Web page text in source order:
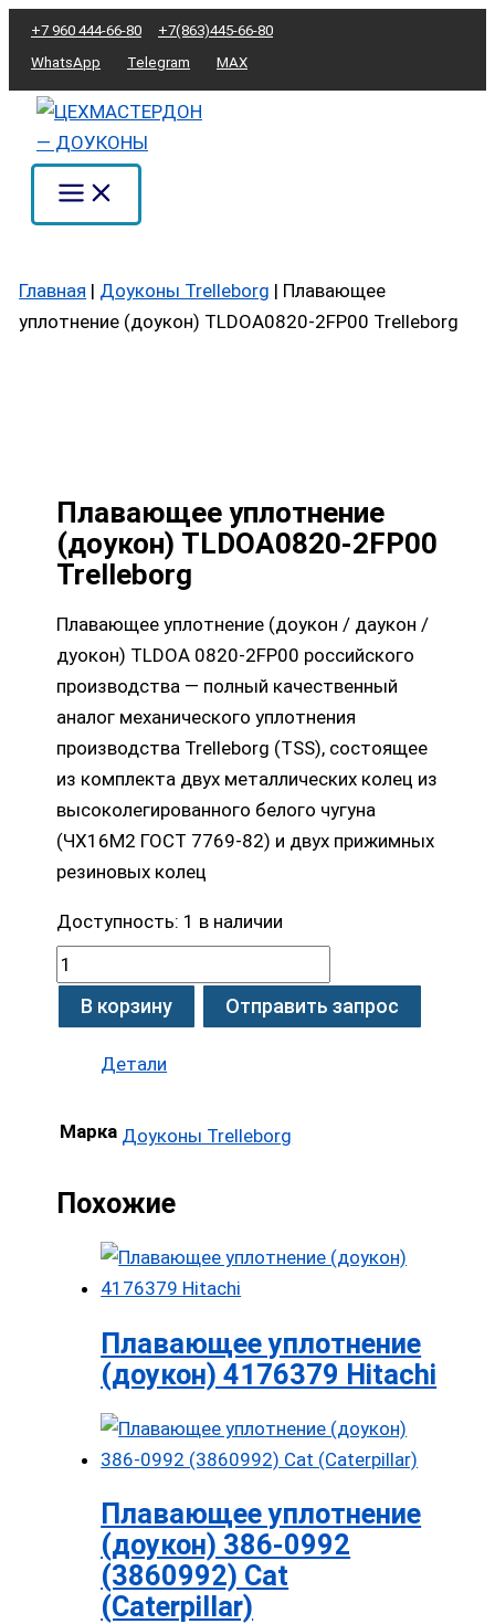
Перейти
содержимому
+7 960 444-66-80
+7(863)445-66-80
WhatsApp
Telegram MAX
Главная | Доуконы Trelleborg | Плавающее
уплотнение (доукон) TLDOA0820-2FP00 Trelleborg
Плавающее уплотнение
(доукон) TLDOA0820-2FP00
Trelleborg
Плавающее уплотнение (доукон / даукон /
дуокон) TLDOA 0820-2FP00 российского
производства — полный качественный
аналог механического уплотнения
производства Trelleborg (TSS), состоящее
из комплекта двух металлических колец из
высоколегированного белого чугуна
(ЧХ16М2 ГОСТ 7769-82) и двух прижимных
резиновых колец
Доступность: 1 в наличии
Количество
Плавающее
уплотнение
(доукон)
TLDOA0820-
2FP00
Trelleborg
В корзину Отправить запрос
Детали
Марка Доуконы Trelleborg
Похожие
Плавающее уплотнение
(доукон) 4176379 Hitachi
Плавающее уплотнение
(доукон) 386-0992
(3860992) Cat
(Caterpillar)